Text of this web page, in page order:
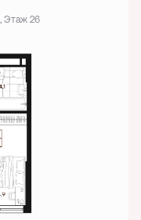
Этаж 26